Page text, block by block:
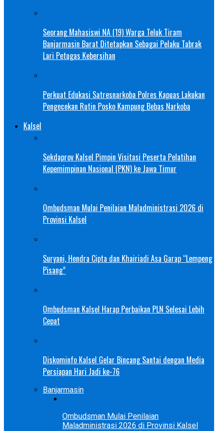
Seorang Mahasiswi NA (19) Warga Teluk Tiram
Banjarmasin Barat Ditetapkan Sebagai Pelaku Tabrak
Lari Petugas Kebersihan
Perkuat Edukasi Satresnarkoba Polres Kapuas Lakukan
Pengecekan Rutin Posko Kampung Bebas Narkoba
Kalsel
Sekdaprov Kalsel Pimpin Visitasi Peserta Pelatihan
Kepemimpinan Nasional (PKN) ke Jawa Timur
Ombudsman Mulai Penilaian Maladministrasi 2026 di
Provinsi Kalsel
Suryani, Hendra Cipta dan Khairiadi Asa Garap “Lempeng
Pisang”
Ombudsman Kalsel Harap Perbaikan PLN Selesai Lebih
Cepat
Diskominfo Kalsel Gelar Bincang Santai dengan Media
Persiapan Hari Jadi ke-76
Banjarmasin
Ombudsman Mulai Penilaian
Maladministrasi 2026 di Provinsi Kalsel